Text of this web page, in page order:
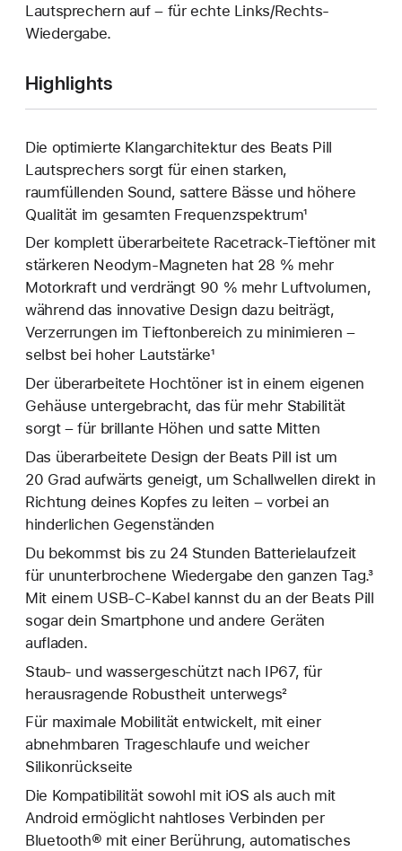
Lautsprechern auf – für echte Links/Rechts-
Wiedergabe.
Highlights
Die optimierte Klangarchitektur des Beats Pill
Lautsprechers sorgt für einen starken,
raumfüllenden Sound, sattere Bässe und höhere
Qualität im gesamten Frequenzspektrum¹
Der komplett überarbeitete Racetrack-Tieftöner mit
stärkeren Neodym-Magneten hat 28 % mehr
Motorkraft und verdrängt 90 % mehr Luftvolumen,
während das innovative Design dazu beiträgt,
Verzerrungen im Tieftonbereich zu minimieren –
selbst bei hoher Lautstärke¹
Der überarbeitete Hochtöner ist in einem eigenen
Gehäuse untergebracht, das für mehr Stabilität
sorgt – für brillante Höhen und satte Mitten
Das überarbeitete Design der Beats Pill ist um
20 Grad aufwärts geneigt, um Schallwellen direkt in
Richtung deines Kopfes zu leiten – vorbei an
hinderlichen Gegenständen
Du bekommst bis zu 24 Stunden Batterielaufzeit
für ununterbrochene Wiedergabe den ganzen Tag.³
Mit einem USB-C-Kabel kannst du an der Beats Pill
sogar dein Smartphone und andere Geräten
aufladen.
Staub- und wassergeschützt nach IP67, für
herausragende Robustheit unterwegs²
Für maximale Mobilität entwickelt, mit einer
abnehmbaren Trageschlaufe und weicher
Silikonrückseite
Die Kompatibilität sowohl mit iOS als auch mit
Android ermöglicht nahtloses Verbinden per
Bluetooth® mit einer Berührung, automatisches